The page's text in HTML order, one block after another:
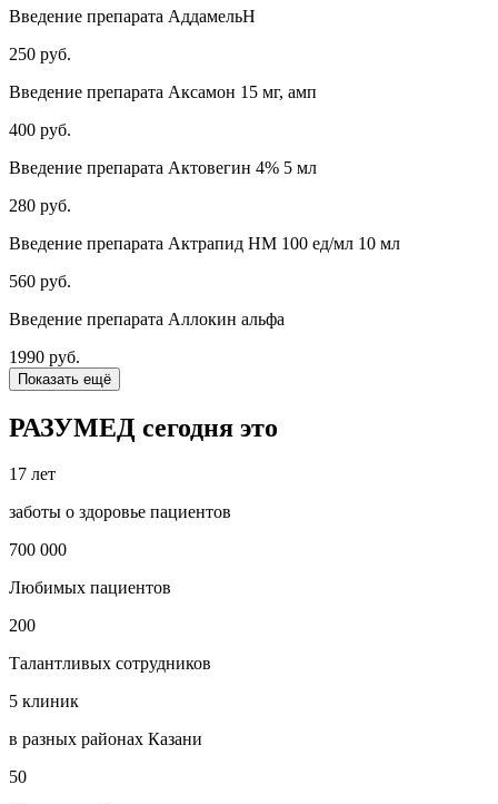
Введение препарата АддамельН
250 руб.
Введение препарата Аксамон 15 мг, амп
400 руб.
Введение препарата Актовегин 4% 5 мл
280 руб.
Введение препарата Актрапид НМ 100 ед/мл 10 мл
560 руб.
Введение препарата Аллокин альфа
1990 руб.
Показать ещё
РАЗУМЕД сегодня это
17 лет
заботы о здоровье пациентов
700 000
Любимых пациентов
200
Талантливых сотрудников
5 клиник
в разных районах Казани
50